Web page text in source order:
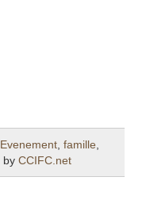
Evenement ,famille
by CCIFC.net